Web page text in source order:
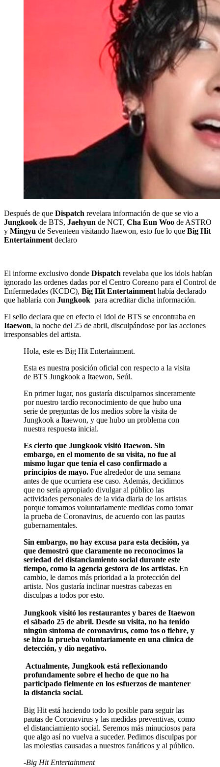
Después de que Dispatch revelara información de que se vio a
Jungkook de BTS, Jaehyun de NCT, Cha Eun Woo de ASTRO
y Mingyu de Seventeen visitando Itaewon, esto fue lo que Big Hit
Entertainment declaro
El informe exclusivo donde Dispatch revelaba que los idols habían
ignorado las ordenes dadas por el Centro Coreano para el Control de
Enfermedades (KCDC), Big Hit Entertainment había declarado
que hablaría con Jungkook para acreditar dicha información.
El sello declara que en efecto el Idol de BTS se encontraba en
Itaewon, la noche del 25 de abril, disculpándose por las acciones
irresponsables del artista.
Hola, este es Big Hit Entertainment.
Esta es nuestra posición oficial con respecto a la visita
de BTS Jungkook a Itaewon, Seúl.
En primer lugar, nos gustaría disculparnos sinceramente
por nuestro tardío reconocimiento de que hubo una
serie de preguntas de los medios sobre la visita de
Jungkook a Itaewon, y que hubo un problema con
nuestra respuesta inicial.
Es cierto que Jungkook visitó Itaewon. Sin
embargo, en el momento de su visita, no fue al
mismo lugar que tenía el caso confirmado a
principios de mayo. Fue alrededor de una semana
antes de que ocurriera ese caso. Además, decidimos
que no sería apropiado divulgar al público las
actividades personales de la vida diaria de los artistas
porque tomamos voluntariamente medidas como tomar
la prueba de Coronavirus, de acuerdo con las pautas
gubernamentales.
Sin embargo, no hay excusa para esta decisión, ya
que demostró que claramente no reconocimos la
seriedad del distanciamiento social durante este
tiempo, como la agencia gestora de los artistas. En
cambio, le damos más prioridad a la protección del
artista. Nos gustaría inclinar nuestras cabezas en
disculpas a todos por esto.
Jungkook visitó los restaurantes y bares de Itaewon
el sábado 25 de abril. Desde su visita, no ha tenido
ningún síntoma de coronavirus, como tos o fiebre, y
se hizo la prueba voluntariamente en una clínica de
detección, y dio negativo.
Actualmente, Jungkook está reflexionando
profundamente sobre el hecho de que no ha
participado fielmente en los esfuerzos de mantener
la distancia social.
Big Hit está haciendo todo lo posible para seguir las
pautas de Coronavirus y las medidas preventivas, como
el distanciamiento social. Seremos más minuciosos para
que algo así no vuelva a suceder. Pedimos disculpas por
las molestias causadas a nuestros fanáticos y al público.
-Big Hit Entertainment